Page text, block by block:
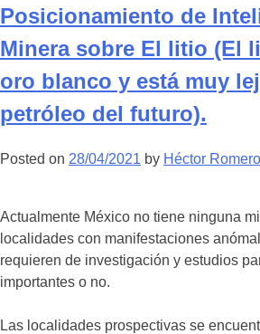
Posicionamiento de
Minera sobre El litio (El
oro blanco y está muy
petróleo del futuro).
Posted on 28/04/2021 by Héctor Romero
Actualmente México no tiene ninguna
localidades con manifestaciones
requieren de investigación y estudios
importantes o no.
Las localidades prospectivas se